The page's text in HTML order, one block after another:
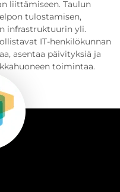
liittämiseen. Taulun
tulostamisen,
infrastruktuurin yli.
IT-henkilökunnan
asentaa päivityksiä ja
toimintaa.